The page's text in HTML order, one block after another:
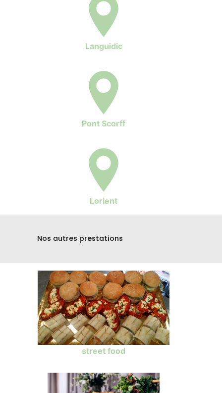
Languidic
Pont Scorff
Lorient
Nos autres prestations
street food